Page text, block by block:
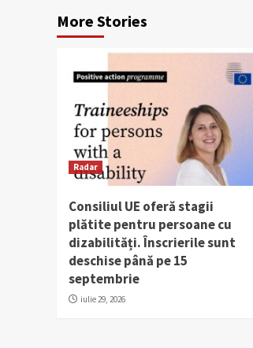
More Stories
Radar
Consiliul UE oferă stagii
plătite pentru persoane cu
dizabilități. Înscrierile sunt
deschise până pe 15
septembrie
iulie 29, 2026